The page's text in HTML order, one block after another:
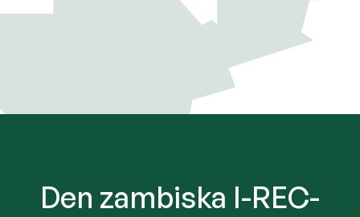
Den zambiska I-REC-